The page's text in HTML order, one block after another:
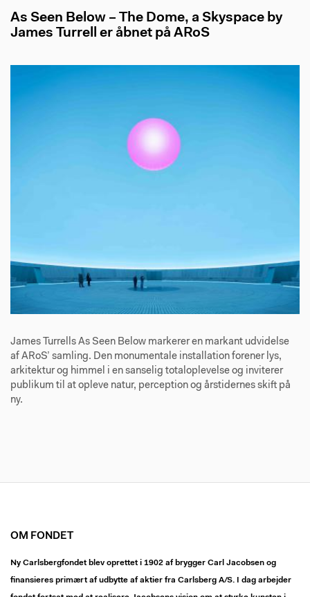
As Seen Below – The Dome, a Skyspace by
James Turrell er åbnet på ARoS
James Turrells As Seen Below markerer en markant udvidelse
af ARoS’ samling. Den monumentale installation forener lys,
arkitektur og himmel i en sanselig totaloplevelse og inviterer
publikum til at opleve natur, perception og årstidernes skift på
ny.
OM FONDET
Ny Carlsbergfondet blev oprettet i 1902 af brygger Carl Jacobsen og
finansieres primært af udbytte af aktier fra Carlsberg A/S. I dag arbejder